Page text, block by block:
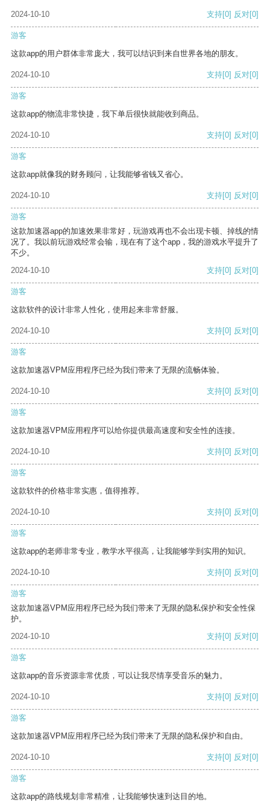
2024-10-10 支持[0] 反对[0]
游客
这款app的用户群体非常庞大，我可以结识到来自世界各地的朋友。
2024-10-10 支持[0] 反对[0]
游客
这款app的物流非常快捷，我下单后很快就能收到商品。
2024-10-10 支持[0] 反对[0]
游客
这款app就像我的财务顾问，让我能够省钱又省心。
2024-10-10 支持[0] 反对[0]
游客
这款加速器app的加速效果非常好，玩游戏再也不会出现卡顿、掉线的情
况了。我以前玩游戏经常会输，现在有了这个app，我的游戏水平提升了
不少。
2024-10-10
支持[0] 反对[0]
游客
这款软件的设计非常人性化，使用起来非常舒服。
2024-10-10 支持[0] 反对[0]
游客
这款加速器VPM应用程序已经为我们带来了无限的流畅体验。
2024-10-10 支持[0] 反对[0]
游客
这款加速器VPM应用程序可以给你提供最高速度和安全性的连接。
2024-10-10 支持[0] 反对[0]
游客
这款软件的价格非常实惠，值得推荐。
2024-10-10 支持[0] 反对[0]
游客
这款app的老师非常专业，教学水平很高，让我能够学到实用的知识。
2024-10-10 支持[0] 反对[0]
游客
这款加速器VPM应用程序已经为我们带来了无限的隐私保护和安全性保
护。
2024-10-10
支持[0] 反对[0]
游客
这款app的音乐资源非常优质，可以让我尽情享受音乐的魅力。
2024-10-10 支持[0] 反对[0]
游客
这款加速器VPM应用程序已经为我们带来了无限的隐私保护和自由。
2024-10-10 支持[0] 反对[0]
游客
这款app的路线规划非常精准，让我能够快速到达目的地。